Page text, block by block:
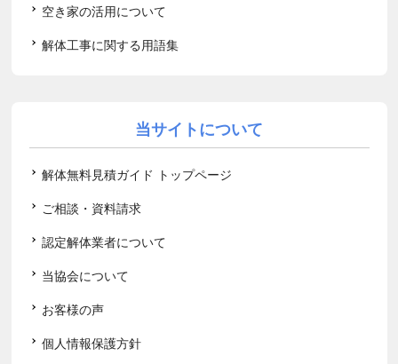
空き家の活用について
解体工事に関する用語集
当サイトについて
解体無料見積ガイド トップページ
ご相談・資料請求
認定解体業者について
当協会について
お客様の声
個人情報保護方針